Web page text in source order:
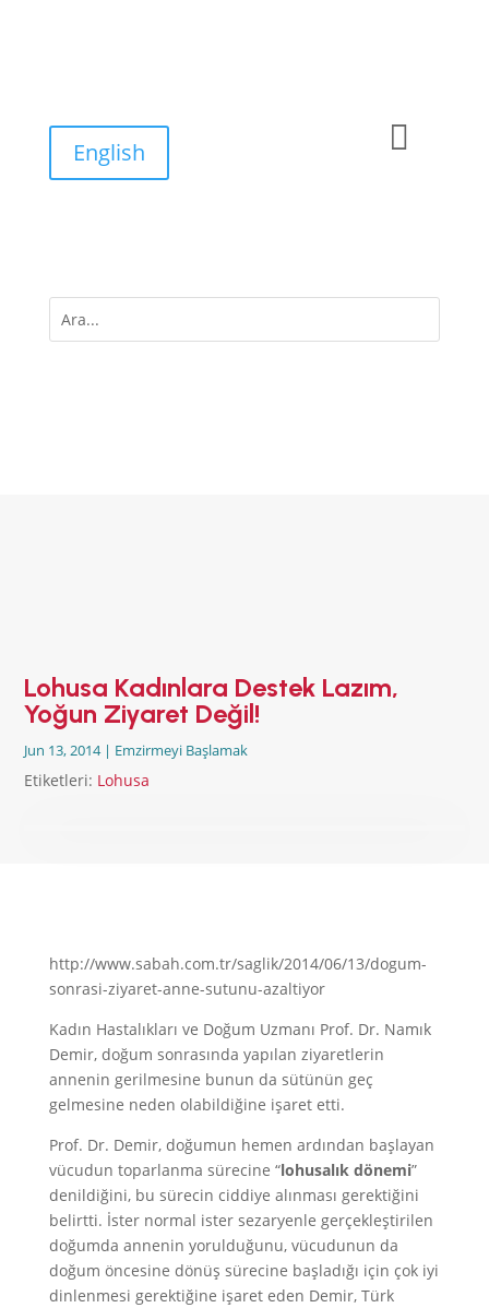

English
EMZİRME
DÖNEMLERİ
ÖZEL
SANATI
LLL TÜRKİYE
Lohusa Kadınlara Destek Lazım,
Yoğun Ziyaret Değil!
Jun 13, 2014| Emzirmeyi Başlamak
Etiketleri: Lohusa
http://www.sabah.com.tr/saglik/2014/06/13/dogum-
sonrasi-ziyaret-anne-sutunu-azaltiyor
Kadın Hastalıkları ve Doğum Uzmanı Prof. Dr. Namık
Demir, doğum sonrasında yapılan ziyaretlerin
annenin gerilmesine bunun da sütünün geç
gelmesine neden olabildiğine işaret etti.
Prof. Dr. Demir, doğumun hemen ardından başlayan
vücudun toparlanma sürecine “lohusalık dönemi”
denildiğini, bu sürecin ciddiye alınması gerektiğini
belirtti. İster normal ister sezaryenle gerçekleştirilen
doğumda annenin yorulduğunu, vücudunun da
doğum öncesine dönüş sürecine başladığı için çok iyi
dinlenmesi gerektiğine işaret eden Demir, Türk